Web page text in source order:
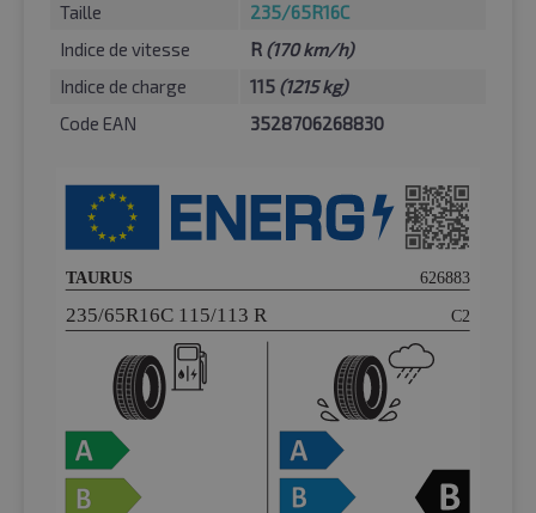
Taille
235/65R16C
Indice de vitesse
R (170 km/h)
Indice de charge
115 (1215 kg)
Code EAN
3528706268830